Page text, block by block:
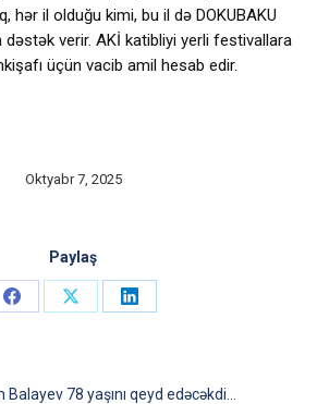
hər il olduğu kimi, bu il də DOKUBAKU
dəstək verir. AKİ katibliyi yerli festivallara
üçün vacib amil hesab edir.
Oktyabr 7, 2025
Paylaş
Share
Share
Share
Balayev 78 yaşını qeyd edəcəkdi…